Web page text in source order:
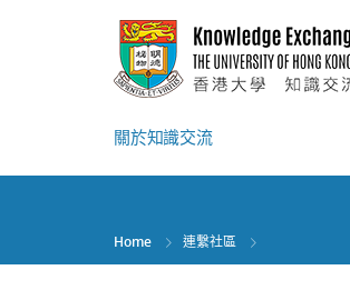
關於知識交流
Home 連繫社區